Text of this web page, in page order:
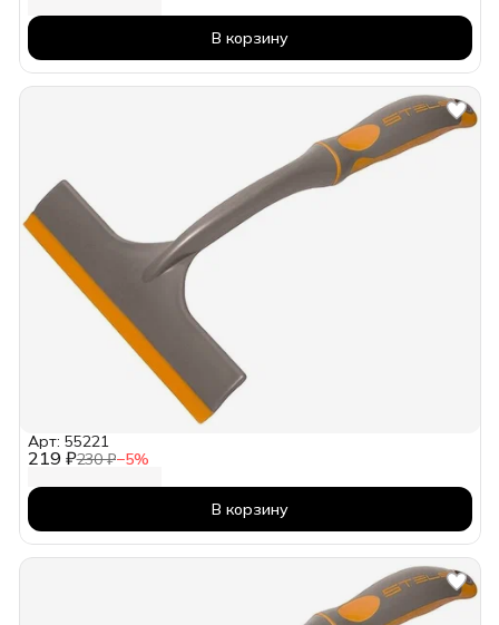
В корзину
219 ₽230 ₽−5%
Арт: 55221
В корзину